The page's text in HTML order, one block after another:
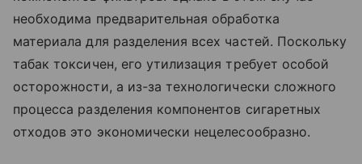
необходима предварительная обработка
материала для разделения всех частей. Поскольку
табак токсичен, его утилизация требует особой
осторожности, а из-за технологически сложного
процесса разделения компонентов сигаретных
отходов это экономически нецелесообразно.